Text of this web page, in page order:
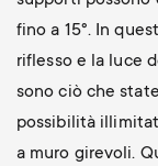
fino a 15°. In
riflesso e la luce
sono ciò che
possibilità
a muro girevoli.